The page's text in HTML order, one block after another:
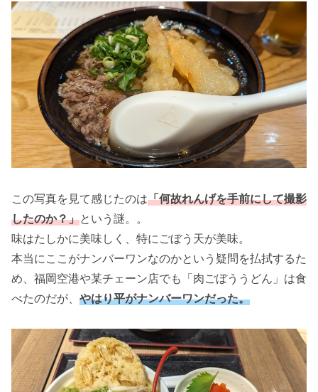
この写真を見て感じたのは「何故れんげを手前にして撮影
したのか？」という謎。。
味はたしかに美味しく、特にごぼう天が美味。
本当にここがナンバーワンなのかという疑問を払拭するた
め、福岡空港や某チェーン店でも「肉ごぼううどん」は食
べたのだが、 やはり平がナンバーワンだった。